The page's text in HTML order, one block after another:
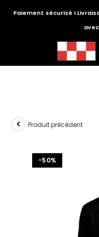
Paiement sécurisé I
-50%
Produit précédent